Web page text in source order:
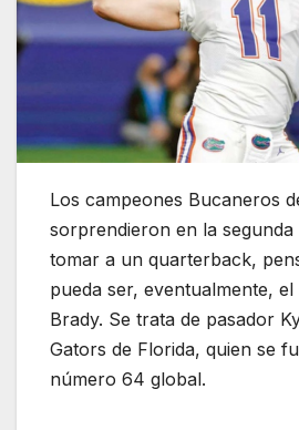
Los campeones Bucaneros
sorprendieron en la
tomar a un quarterback,
pueda ser, eventualmente,
Brady. Se trata de pasador
Gators de Florida, quien se
número 64 global.